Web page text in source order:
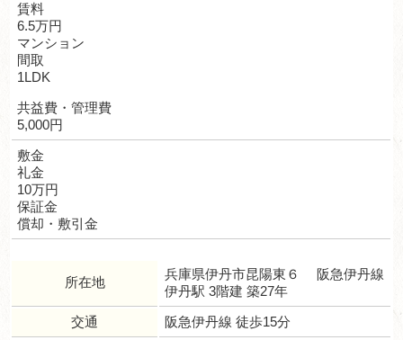
賃料
6.5万円
マンション
間取
1LDK
共益費・管理費
5,000円
敷金
礼金
10万円
保証金
償却・敷引金
所在地
兵庫県伊丹市昆陽東６ 阪急伊丹線
伊丹駅 3階建 築27年
交通
阪急伊丹線 徒歩15分